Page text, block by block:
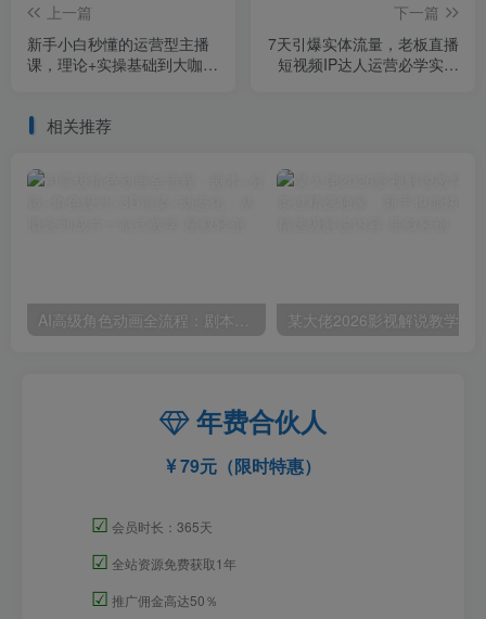
上一篇
新手小白秒懂的运营型主播
课，理论+实操基础到大咖
下一篇
7天引爆实体流量，老板直播
短视频IP达人运营必学实操
相关推荐
AI高级角色动画全流程：剧本×分镜×角色设计×3D渲染×动态化，从概念到成片一站式教学
年费合伙人
79元（限时特惠）
☑ 会员时长：365天
☑ 全站资源免费获取1年
☑ 推广佣金高达50％